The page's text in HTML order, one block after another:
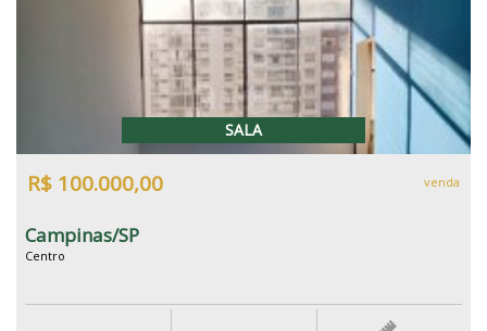
SALA
R$ 100.000,00 venda
Campinas/SP
Centro